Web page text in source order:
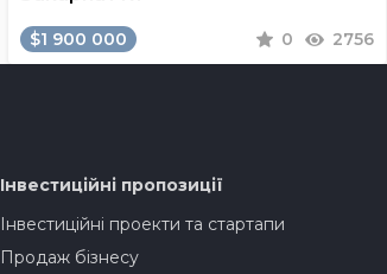
$1 900 000 0 2756
Інвестиційні пропозиції
Інвестиційні проекти та стартапи
Продаж бізнесу